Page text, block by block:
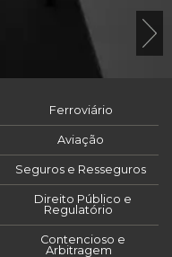
Ferroviário
Aviação
Seguros e Resseguros
Direito Público e
Regulatório
Contencioso e
Arbitragem